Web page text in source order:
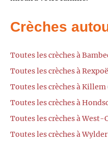
Crèches
Toutes les crèches à
Toutes les crèches à
Toutes les crèches à Killem
Toutes les crèches à
Toutes les crèches à West-
Toutes les crèches à Wylder